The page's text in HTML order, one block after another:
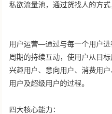
私欲流量池，通过货找人的方式
用户运营—通过与每一个用户
周期的持续互动，使用户从目
兴趣用户、意向用户、消费用
用户及超级用户的过程。
四大核心能力：